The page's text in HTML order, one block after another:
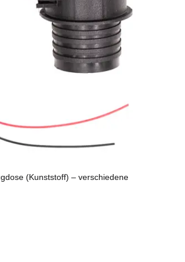
(Kunststoff) – verschiedene